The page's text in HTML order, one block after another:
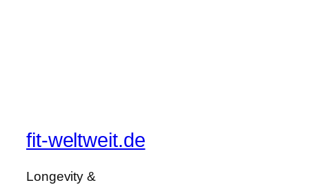
fit-weltweit.de
Longevity &